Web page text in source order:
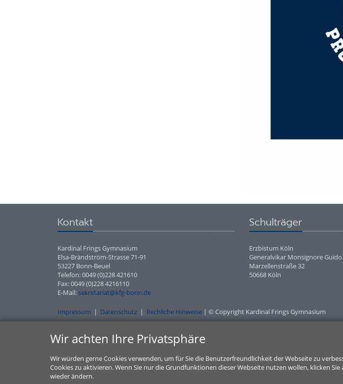
Kontakt
Kardinal Frings Gymnasium
Elsa-Brändström-Strasse 71-91
53227 Bonn-Beuel
Telefon: 0049 (0)228 421610
Fax: 0049 (0)228 4216110
E-Mail: sekretariat@kfg-bonn.de
Schulträger
Erzbistum Köln
Generalvikar Monsignore
Marzellenstraße 32
50668 Köln
Impressum | Datenschutz | Rechliche Hinweise | © Copyright Kardinal Frings Gymnasium
Wir achten Ihre Privatsphäre
Wir würden gerne Cookies verwenden, um für Sie die Benutzerfreundlichkeit der Webseite zu
Cookies zu aktivieren. Wenn Sie nur die Grundfunktionen dieser Webseite nutzen wollen, klicken Sie
wieder ändern.